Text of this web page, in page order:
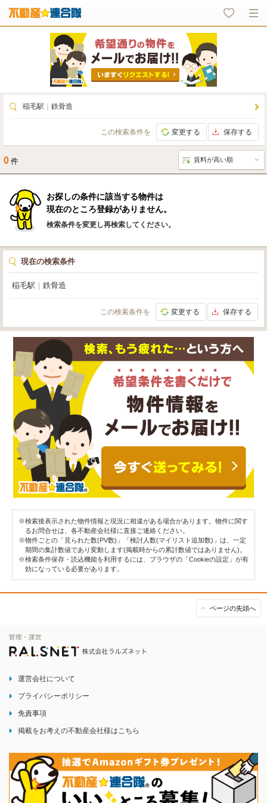
稲毛駅 鉄骨造
この検索条件を 変更する 保存する
0 件
お探しの条件に該当する物件は
現在のところ登録がありません。
検索条件を変更し再検索してください。
現在の検索条件
稲毛駅 鉄骨造
この検索条件を 変更する 保存する
※検索後表示された物件情報と現況に相違がある場合があります。物件に関す
るお問合せは、各不動産会社様に直接ご連絡ください。
※物件ごとの「見られた数(PV数)」「検討人数(マイリスト追加数)」は、一定
期間の集計数値であり変動します(掲載時からの累計数値ではありません)。
※検索条件保存・読込機能を利用するには、ブラウザの「Cookieの設定」が有
効になっている必要があります。
ページの先頭へ
運営会社について
プライバシーポリシー
免責事項
掲載をお考えの不動産会社様はこちら